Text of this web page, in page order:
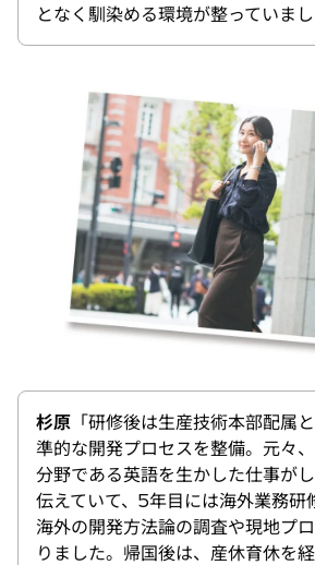
となく馴染める環境が整っていまし
杉原 「研修後は生産技術本部配属
準的な開発プロセスを整備。元々
分野である英語を生かした仕事が
伝えていて、5年目には海外業務研
海外の開発方法論の調査や現地プ
りました。帰国後は、産休育休を